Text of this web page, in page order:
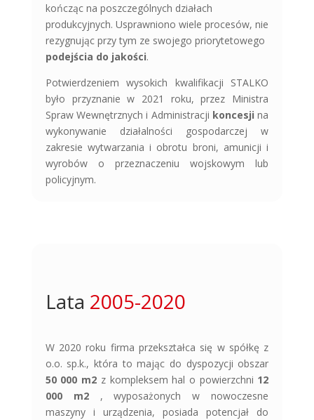
kończąc na poszczególnych działach
produkcyjnych. Usprawniono wiele procesów, nie
rezygnując przy tym ze swojego priorytetowego
podejścia do jakości.
Potwierdzeniem wysokich kwalifikacji STALKO
było przyznanie w 2021 roku, przez Ministra
Spraw Wewnętrznych i Administracji koncesji na
wykonywanie działalności gospodarczej w
zakresie wytwarzania i obrotu broni, amunicji i
wyrobów o przeznaczeniu wojskowym lub
policyjnym.
Lata 2005-2020
W 2020 roku firma przekształca się w spółkę z
o.o. sp.k., która to mając do dyspozycji obszar
50 000 m2 z kompleksem hal o powierzchni 12
000 m2, wyposażonych w nowoczesne
maszyny i urządzenia, posiada potencjał do